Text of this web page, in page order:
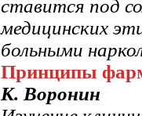
ставится под
медицинских
больными
Принципы
К. Воронин